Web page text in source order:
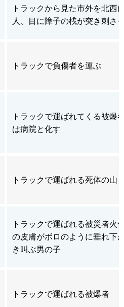
トラックから見た市外を北西
人、目に障子の桟が突き刺さ
トラックで負傷者を運ぶ
トラックで運ばれてくる被爆
は病院と化す
トラックで運ばれる死体の山
トラックで運ばれる被災者火
の皮膚がボロのように垂れ下
き叫ぶ男の子
トラックで運ばれる被爆者